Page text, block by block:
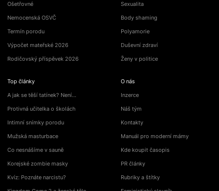
Ošetřovné
Nemocenská OSVČ
Termín porodu
Výpočet mateřské 2026
Rodičovský příspěvek 2026
Top články
A jak se těší tatínek? Není…
Protivná učitelka o školách
Intimní snímky porodu
Mužská masturbace
Co nesnášíme v sauně
Korejské zombie masky
Kvíz: Poznáte narcistu?
Sexualita
Body shaming
Polyamorie
Duševní zdraví
Ženy v politice
O nás
Inzerce
Náš tým
Kontakty
Manuál pro moderní mámy
Kde koupit časopis
PR články
Rubriky a štítky